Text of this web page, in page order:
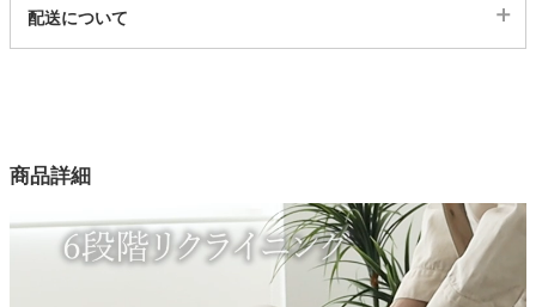
1is453233
4色
表素材
ファブリック
配送について
商品詳細